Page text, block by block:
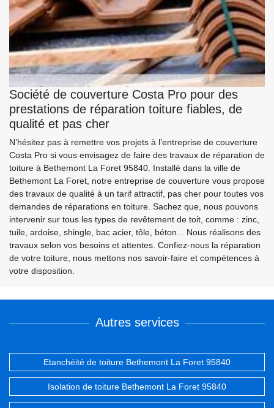
Société de couverture Costa Pro pour des
prestations de réparation toiture fiables, de
qualité et pas cher
N’hésitez pas à remettre vos projets à l’entreprise de couverture
Costa Pro si vous envisagez de faire des travaux de réparation de
toiture à Bethemont La Foret 95840. Installé dans la ville de
Bethemont La Foret, notre entreprise de couverture vous propose
des travaux de qualité à un tarif attractif, pas cher pour toutes vos
demandes de réparations en toiture. Sachez que, nous pouvons
intervenir sur tous les types de revêtement de toit, comme : zinc,
tuile, ardoise, shingle, bac acier, tôle, béton... Nous réalisons des
travaux selon vos besoins et attentes. Confiez-nous la réparation
de votre toiture, nous mettons nos savoir-faire et compétences à
votre disposition.
Autres services
Etanchéité de toiture Bethemont La Foret 95840
Isolation de toiture Bethemont La Foret 95840